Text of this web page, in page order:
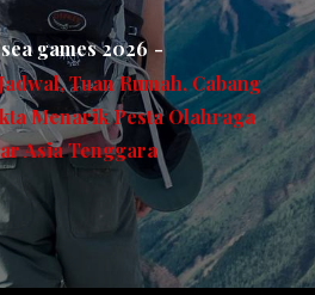
sea games 2026
Tuan Rumah, Cabang
Menarik Pesta Olahraga
Asia Tenggara